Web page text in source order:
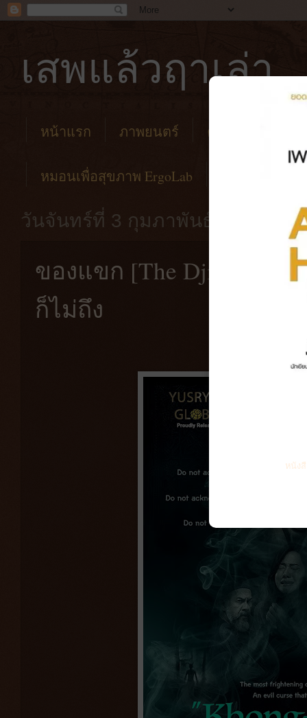
เสพแล้วฤาเล่า
หน้าแรก ภาพยนตร์ คาเฟ่
หมอนเพื่อสุขภาพ ErgoLab
วันจันทร์ที่ 3 กุมภาพันธ์ พ.ศ. 2568
ของแขก [The Djinn's
ก็ไม่ถึง
หนัง